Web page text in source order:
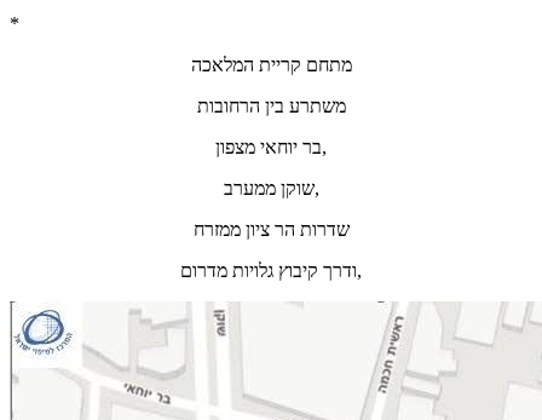
*
מתחם קריית המלאכה
משתרע בין הרחובות
בר יוחאי מצפון,
שוקן ממערב,
שדרות הר ציון ממזרח
ודרך קיבוץ גלויות מדרום,